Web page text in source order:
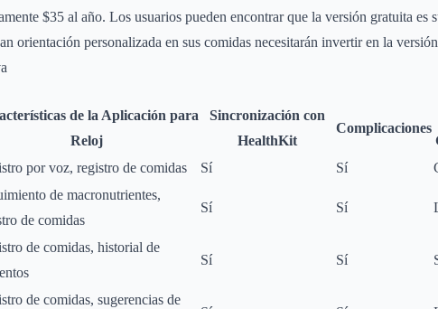
$35 al año. Los usuarios pueden encontrar que la versión gratuita es
orientación personalizada en sus comidas necesitarán invertir en la
de la Aplicación para
Reloj
Sincronización con
HealthKit
Complicaciones
por voz, registro de comidas Sí Sí
de macronutrientes,
de comidas
Sí Sí
de comidas, historial de
Sí Sí
de comidas, sugerencias de